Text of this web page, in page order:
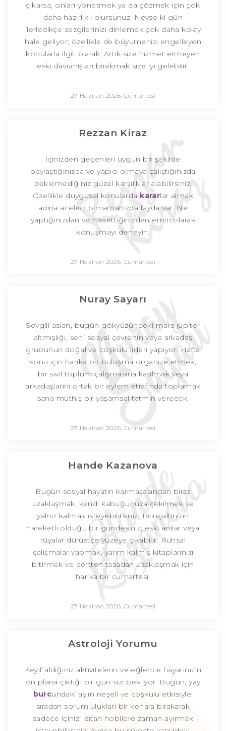
çıkarsa, onları yönetmek ya da çözmek için çok
daha hazırlıklı olursunuz. Neyse ki gün
ilerledikçe sezgilerinizi dinlemek çok daha kolay
hale geliyor; özellikle de büyümenizi engelleyen
konularla ilgili olarak. Artık size hizmet etmeyen
eski davranışları bırakmak size iyi gelebilir.
27 Haziran 2026, Cumartesi
Rezzan Kiraz
İçinizden geçenleri uygun bir şekilde
paylaştığınızda ve yapıcı olmaya çalıştığınızda
beklemediğiniz güzel karşılıklar alabilirsiniz.
Özellikle duygusal konularda kararlar almak
adına aceleci olmamanızda fayda var. Ne
yaptığınızdan ve hissettiğinizden emin olarak
konuşmayı deneyin.
27 Haziran 2026, Cumartesi
Nuray Sayarı
Sevgili aslan, bugün gökyüzündeki mars jüpiter
altmışlığı, seni sosyal çevrenin veya arkadaş
grubunun doğal ve coşkulu lideri yapıyor. Hafta
sonu için harika bir buluşma organize etmek,
bir sivil toplum çalışmasına katılmak veya
arkadaşlarını ortak bir eylem etrafında toplamak
sana müthiş bir yaşamsal tatmin verecek.
27 Haziran 2026, Cumartesi
Hande Kazanova
Bugün sosyal hayatın karmaşasından biraz
uzaklaşmak, kendi kabuğunuza çekilmek ve
yalnız kalmak isteyebilirsiniz. Bilinçaltınızın
hareketli olduğu bir gündesiniz; eski anılar veya
rüyalar dürüstçe yüzeye çıkabilir. Ruhsal
çalışmalar yapmak, yarım kalmış kitaplarınızı
bitirmek ve dertten tasadan uzaklaşmak için
harika bir cumartesi.
27 Haziran 2026, Cumartesi
Astroloji Yorumu
Keyif aldığınız aktivitelerin ve eğlence hayatınızın
ön plana çıktığı bir gün sizi bekliyor. Bugün, yay
burcundaki ay'ın neşeli ve coşkulu etkisiyle,
sıradan sorumlulukları bir kenara bırakarak
sadece içinizi ısıtan hobilere zaman ayırmak